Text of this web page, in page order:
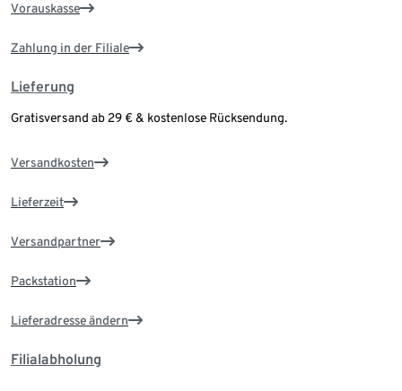
Vorauskasse
Zahlung in der Filiale
Lieferung
Gratisversand ab 29 € & kostenlose Rücksendung.
Versandkosten
Lieferzeit
Versandpartner
Packstation
Lieferadresse ändern
Filialabholung